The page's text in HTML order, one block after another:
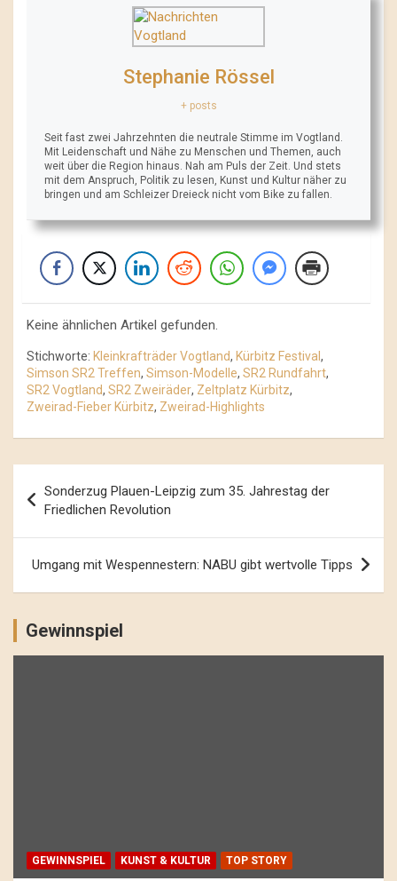
Stephanie Rössel
+ posts
Seit fast zwei Jahrzehnten die neutrale Stimme im Vogtland.
Mit Leidenschaft und Nähe zu Menschen und Themen, auch
weit über die Region hinaus. Nah am Puls der Zeit. Und stets
mit dem Anspruch, Politik zu lesen, Kunst und Kultur näher zu
bringen und am Schleizer Dreieck nicht vom Bike zu fallen.
Keine ähnlichen Artikel gefunden.
Stichworte: Kleinkrafträder Vogtland, Kürbitz Festival,
Simson SR2 Treffen, Simson-Modelle, SR2 Rundfahrt,
SR2 Vogtland, SR2 Zweiräder, Zeltplatz Kürbitz,
Zweirad-Fieber Kürbitz, Zweirad-Highlights
Navigation
Sonderzug Plauen-Leipzig zum 35. Jahrestag der
Friedlichen Revolution
Umgang mit Wespennestern: NABU gibt wertvolle Tipps
Gewinnspiel
GEWINNSPIEL KUNST & KULTUR TOP STORY